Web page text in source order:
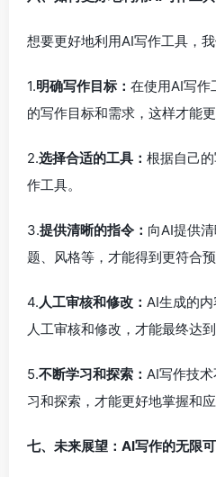
想要更好地利用AI写作工具，
1.明确写作目标： 在使用AI写作
的写作目标和需求，这样才能
2.选择合适的工具： 根据自己
作工具。
3.提供清晰的指令： 向AI提供
题、风格等，才能得到更符合预
4. 人工审核和修改： AI生成的
人工审核和修改，才能最终达到
5.不断学习和探索： AI写作技
习和探索，才能更好地掌握和应
七、未来展望：AI写作的无限